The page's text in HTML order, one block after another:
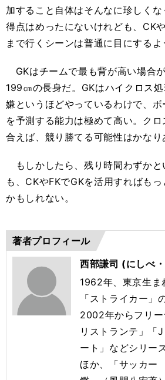
加すること自体はそんなに珍しく
得点はめったにないけれども、CK
まで行くシーンは普通に目にするよ
GKはチームで最も背が高い場合
199㎝の長身だ。GKはハイクロス
嫌というほどやっているわけで、
を予測する能力は極めて高い。ク
合えば、競り勝てる可能性はかなり
もしかしたら、残り時間わずかと
も、CKやFKでGKを活用すればも
かもしれない。
著者プロフィール
西部謙司 (にしべ
1962年、東京生ま
「ストライカー」
2002年からフリ
リストランテ」「
ート」などシリー
ほか、「サッカ